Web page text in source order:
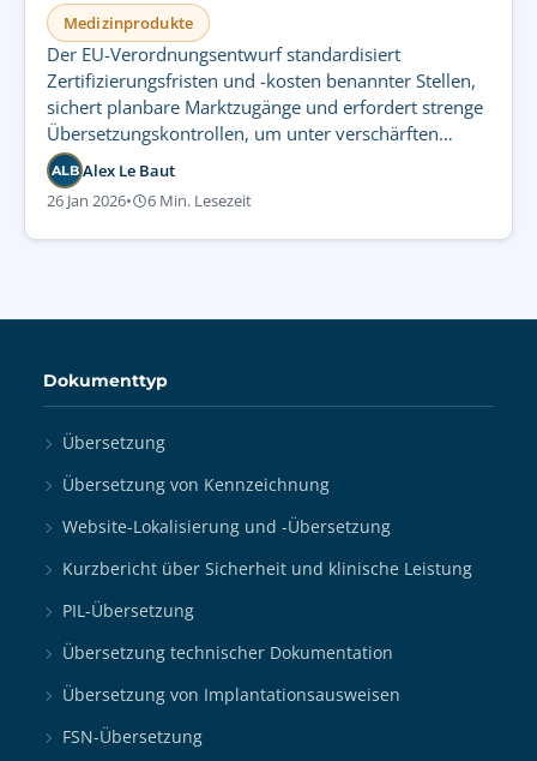
Medizinprodukte
Der EU-Verordnungsentwurf standardisiert
Zertifizierungsfristen und -kosten benannter Stellen,
sichert planbare Marktzugänge und erfordert strenge
Übersetzungskontrollen, um unter verschärften
Fristen kostspielige Nacharbeiten zu vermeiden.
ALB Alex Le Baut
26 Jan 2026• 6 Min. Lesezeit
Dokumenttyp
Übersetzung
Übersetzung von Kennzeichnung
Website-Lokalisierung und -Übersetzung
Kurzbericht über Sicherheit und klinische Leistung
PIL-Übersetzung
Übersetzung technischer Dokumentation
Übersetzung von Implantationsausweisen
FSN-Übersetzung